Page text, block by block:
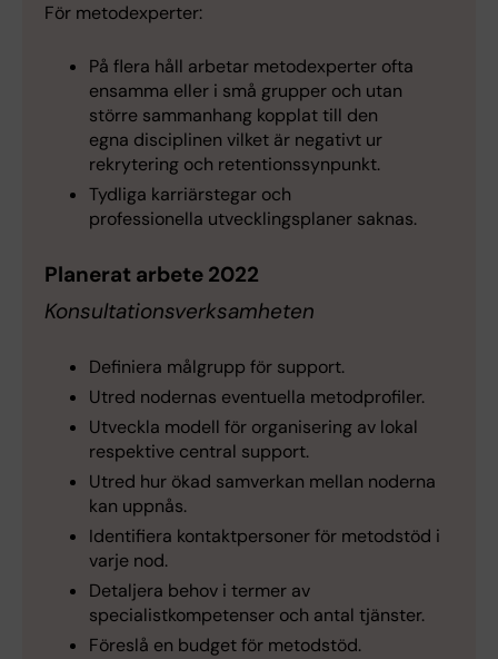
För metodexperter:
På flera håll arbetar metodexperter ofta
ensamma eller i små grupper och utan
större sammanhang kopplat till den
egna disciplinen vilket är negativt ur
rekrytering och retentionssynpunkt.
Tydliga karriärstegar och
professionella utvecklingsplaner saknas.
Planerat arbete 2022
Konsultationsverksamheten
Definiera målgrupp för support.
Utred nodernas eventuella metodprofiler.
Utveckla modell för organisering av lokal
respektive central support.
Utred hur ökad samverkan mellan noderna
kan uppnås.
Identifiera kontaktpersoner för metodstöd i
varje nod.
Detaljera behov i termer av
specialistkompetenser och antal tjänster.
Föreslå en budget för metodstöd.